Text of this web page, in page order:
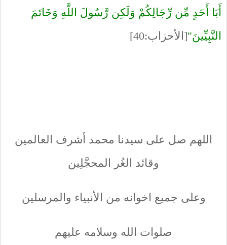
أَبَا أَحَدٍ مِّن رِّجَالِكُمْ وَلَكِن رَّسُولَ اللَّهِ وَخَاتَمَ
النَّبِيِّينَ"[الأحزاب:40]
اللهم صل على سيدنا محمد أشرف العالمين
وقائد الغُر المحجَّلِين
وعلى جميع اخوانه من الأنبياء والمرسلين
صلوات الله وسلامه عليهم